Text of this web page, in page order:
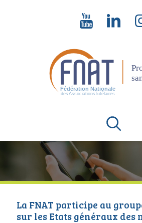
La FNAT participe au
sur les Etats généraux